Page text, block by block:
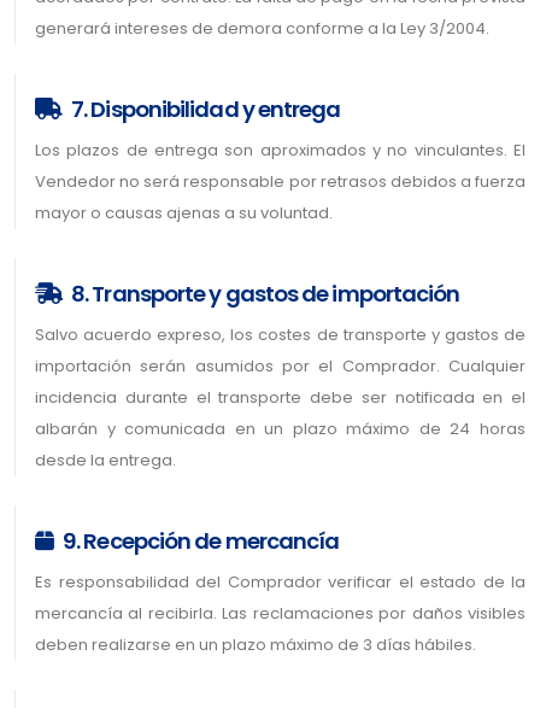
generará intereses de demora conforme a la Ley 3/2004.
7. Disponibilidad y entrega
Los plazos de entrega son aproximados y no vinculantes. El
Vendedor no será responsable por retrasos debidos a fuerza
mayor o causas ajenas a su voluntad.
8. Transporte y gastos de importación
Salvo acuerdo expreso, los costes de transporte y gastos de
importación serán asumidos por el Comprador. Cualquier
incidencia durante el transporte debe ser notificada en el
albarán y comunicada en un plazo máximo de 24 horas
desde la entrega.
9. Recepción de mercancía
Es responsabilidad del Comprador verificar el estado de la
mercancía al recibirla. Las reclamaciones por daños visibles
deben realizarse en un plazo máximo de 3 días hábiles.